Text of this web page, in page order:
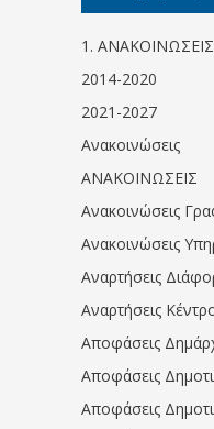
1.
2014-2020
2021-2027
Ανακοινώσεις
ΑΝΑΚΟΙΝΩΣΕΙΣ
Ανακοινώσεις
Ανακοινώσεις
Αναρτήσεις
Αναρτήσεις
Αποφάσεις
Αποφάσεις
Αποφάσεις